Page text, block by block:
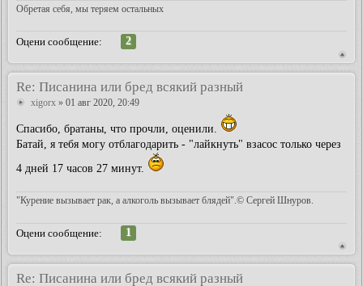
Обретая себя, мы теряем остальных
Оцени сообщение:
2
Re: Писанина или бред всякий разный
xigorx » 01 авг 2020, 20:49
Спасибо, братаны, что прочли, оценили.
Батай, я тебя могу отблагодарить - "лайкнуть" взасос только через
4 дней 17 часов 27 минут.
"Курение вызывает рак, а алкоголь вызывает блядей".© Сергей Шнуров.
Оцени сообщение:
1
Re: Писанина или бред всякий разный